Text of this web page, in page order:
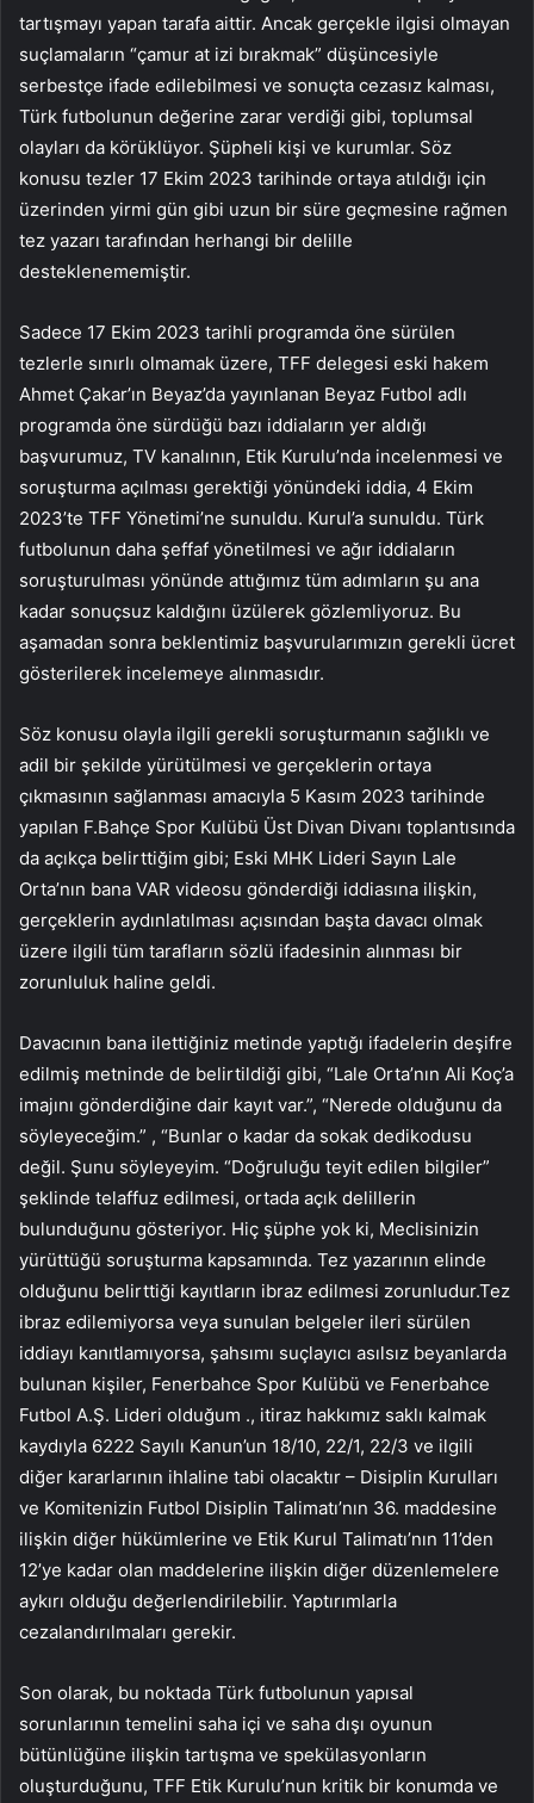
tartışmayı yapan tarafa aittir. Ancak gerçekle ilgisi olmayan
suçlamaların “çamur at izi bırakmak” düşüncesiyle
serbestçe ifade edilebilmesi ve sonuçta cezasız kalması,
Türk futbolunun değerine zarar verdiği gibi, toplumsal
olayları da körüklüyor. Şüpheli kişi ve kurumlar. Söz
konusu tezler 17 Ekim 2023 tarihinde ortaya atıldığı için
üzerinden yirmi gün gibi uzun bir süre geçmesine rağmen
tez yazarı tarafından herhangi bir delille
desteklenememiştir.
Sadece 17 Ekim 2023 tarihli programda öne sürülen
tezlerle sınırlı olmamak üzere, TFF delegesi eski hakem
Ahmet Çakar’ın Beyaz’da yayınlanan Beyaz Futbol adlı
programda öne sürdüğü bazı iddiaların yer aldığı
başvurumuz, TV kanalının, Etik Kurulu’nda incelenmesi ve
soruşturma açılması gerektiği yönündeki iddia, 4 Ekim
2023’te TFF Yönetimi’ne sunuldu. Kurul’a sunuldu. Türk
futbolunun daha şeffaf yönetilmesi ve ağır iddiaların
soruşturulması yönünde attığımız tüm adımların şu ana
kadar sonuçsuz kaldığını üzülerek gözlemliyoruz. Bu
aşamadan sonra beklentimiz başvurularımızın gerekli ücret
gösterilerek incelemeye alınmasıdır.
Söz konusu olayla ilgili gerekli soruşturmanın sağlıklı ve
adil bir şekilde yürütülmesi ve gerçeklerin ortaya
çıkmasının sağlanması amacıyla 5 Kasım 2023 tarihinde
yapılan F.Bahçe Spor Kulübü Üst Divan Divanı toplantısında
da açıkça belirttiğim gibi; Eski MHK Lideri Sayın Lale
Orta’nın bana VAR videosu gönderdiği iddiasına ilişkin,
gerçeklerin aydınlatılması açısından başta davacı olmak
üzere ilgili tüm tarafların sözlü ifadesinin alınması bir
zorunluluk haline geldi.
Davacının bana ilettiğiniz metinde yaptığı ifadelerin deşifre
edilmiş metninde de belirtildiği gibi, “Lale Orta’nın Ali Koç’a
imajını gönderdiğine dair kayıt var.”, “Nerede olduğunu da
söyleyeceğim.” , “Bunlar o kadar da sokak dedikodusu
değil. Şunu söyleyeyim. “Doğruluğu teyit edilen bilgiler”
şeklinde telaffuz edilmesi, ortada açık delillerin
bulunduğunu gösteriyor. Hiç şüphe yok ki, Meclisinizin
yürüttüğü soruşturma kapsamında. Tez yazarının elinde
olduğunu belirttiği kayıtların ibraz edilmesi zorunludur.Tez
ibraz edilemiyorsa veya sunulan belgeler ileri sürülen
iddiayı kanıtlamıyorsa, şahsımı suçlayıcı asılsız beyanlarda
bulunan kişiler, Fenerbahce Spor Kulübü ve Fenerbahce
Futbol A.Ş. Lideri olduğum ., itiraz hakkımız saklı kalmak
kaydıyla 6222 Sayılı Kanun’un 18/10, 22/1, 22/3 ve ilgili
diğer kararlarının ihlaline tabi olacaktır – Disiplin Kurulları
ve Komitenizin Futbol Disiplin Talimatı’nın 36. maddesine
ilişkin diğer hükümlerine ve Etik Kurul Talimatı’nın 11’den
12’ye kadar olan maddelerine ilişkin diğer düzenlemelere
aykırı olduğu değerlendirilebilir. Yaptırımlarla
cezalandırılmaları gerekir.
Son olarak, bu noktada Türk futbolunun yapısal
sorunlarının temelini saha içi ve saha dışı oyunun
bütünlüğüne ilişkin tartışma ve spekülasyonların
oluşturduğunu, TFF Etik Kurulu’nun kritik bir konumda ve